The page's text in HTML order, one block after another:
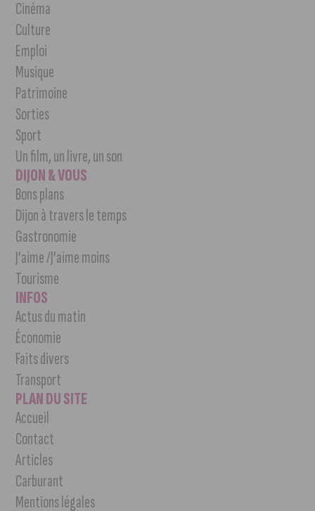
Cinéma
Culture
Emploi
Musique
Patrimoine
Sorties
Sport
Un film, un livre, un son
DIJON & VOUS
Bons plans
Dijon à travers le temps
Gastronomie
J’aime /J’aime moins
Tourisme
INFOS
Actus du matin
Économie
Faits divers
Transport
PLAN DU SITE
Accueil
Contact
Articles
Carburant
Mentions légales